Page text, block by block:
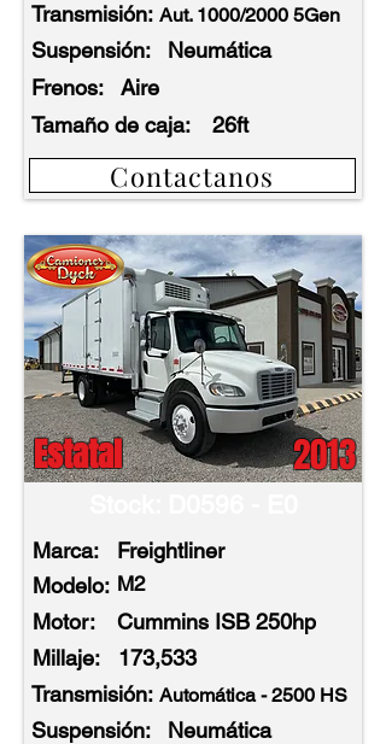
Transmisión: Aut. 1000/2000 5Gen
Suspensión:
Neumática
Frenos:
Aire
Tamaño de caja:
26ft
Contactanos
Estatal 2013
Marca:
Freightliner
Modelo: M2
Motor:
Cummins ISB 250hp
Millaje:
173,533
Transmisión: Automática - 2500 HS
Suspensión:
Neumática